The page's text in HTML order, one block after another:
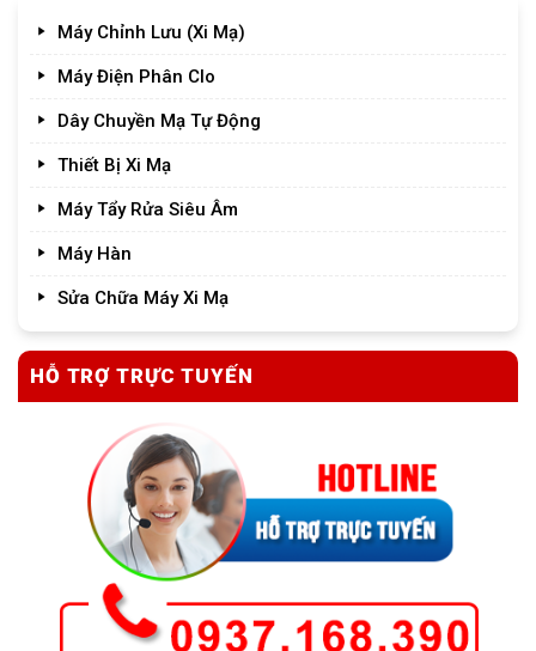
Máy Chỉnh Lưu (Xi Mạ)
Máy Điện Phân Clo
Dây Chuyền Mạ Tự Động
Thiết Bị Xi Mạ
Máy Tẩy Rửa Siêu Âm
Máy Hàn
Sửa Chữa Máy Xi Mạ
HỖ TRỢ TRỰC TUYẾN